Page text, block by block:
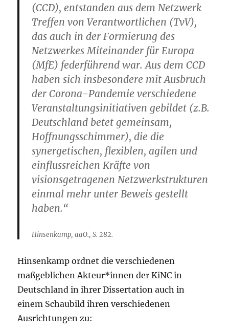
(CCD), entstanden aus dem Netzwerk
Treffen von Verantwortlichen (TvV),
das auch in der Formierung des
Netzwerkes Miteinander für Europa
(MfE) federführend war. Aus dem CCD
haben sich insbesondere mit Ausbruch
der Corona-Pandemie verschiedene
Veranstaltungsinitiativen gebildet (z.B.
Deutschland betet gemeinsam,
Hoffnungsschimmer), die die
synergetischen, flexiblen, agilen und
einflussreichen Kräfte von
visionsgetragenen Netzwerkstrukturen
einmal mehr unter Beweis gestellt
haben.“
Hinsenkamp, aaO., S. 282.
Hinsenkamp ordnet die verschiedenen
maßgeblichen Akteur*innen der KiNC in
Deutschland in ihrer Dissertation auch in
einem Schaubild ihren verschiedenen
Ausrichtungen zu: